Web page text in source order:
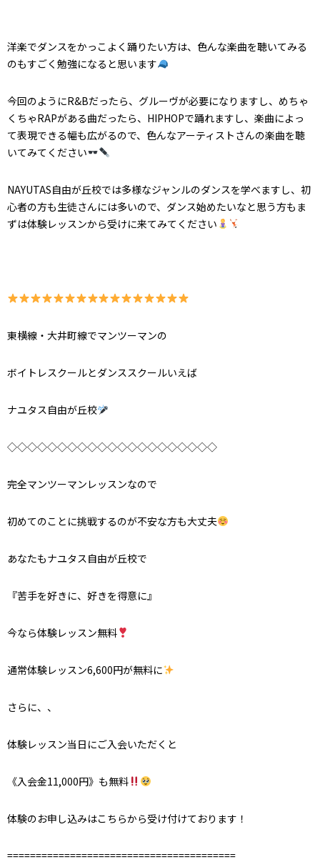
洋楽でダンスをかっこよく踊りたい方は、色んな楽曲を聴いてみる
のもすごく勉強になると思います
今回のようにR&Bだったら、グルーヴが必要になりますし、めちゃ
くちゃRAPがある曲だったら、HIPHOPで踊れますし、楽曲によっ
て表現できる幅も広がるので、色んなアーティストさんの楽曲を聴
いてみてください
NAYUTAS自由が丘校では多様なジャンルのダンスを学べますし、初
心者の方も生徒さんには多いので、ダンス始めたいなと思う方もま
ずは体験レッスンから受けに来てみてください
東横線・大井町線でマンツーマンの
ボイトレスクールとダンススクールいえば
ナユタス自由が丘校
◇◇◇◇◇◇◇◇◇◇◇◇◇◇◇◇◇◇◇◇◇
完全マンツーマンレッスンなので
初めてのことに挑戦するのが不安な方も大丈夫
あなたもナユタス自由が丘校で
『苦手を好きに、好きを得意に』
今なら体験レッスン無料
通常体験レッスン6,600円が無料に
さらに、、
体験レッスン当日にご入会いただくと
《入会金11,000円》も無料
体験のお申し込みはこちらから受け付けております！
========================================